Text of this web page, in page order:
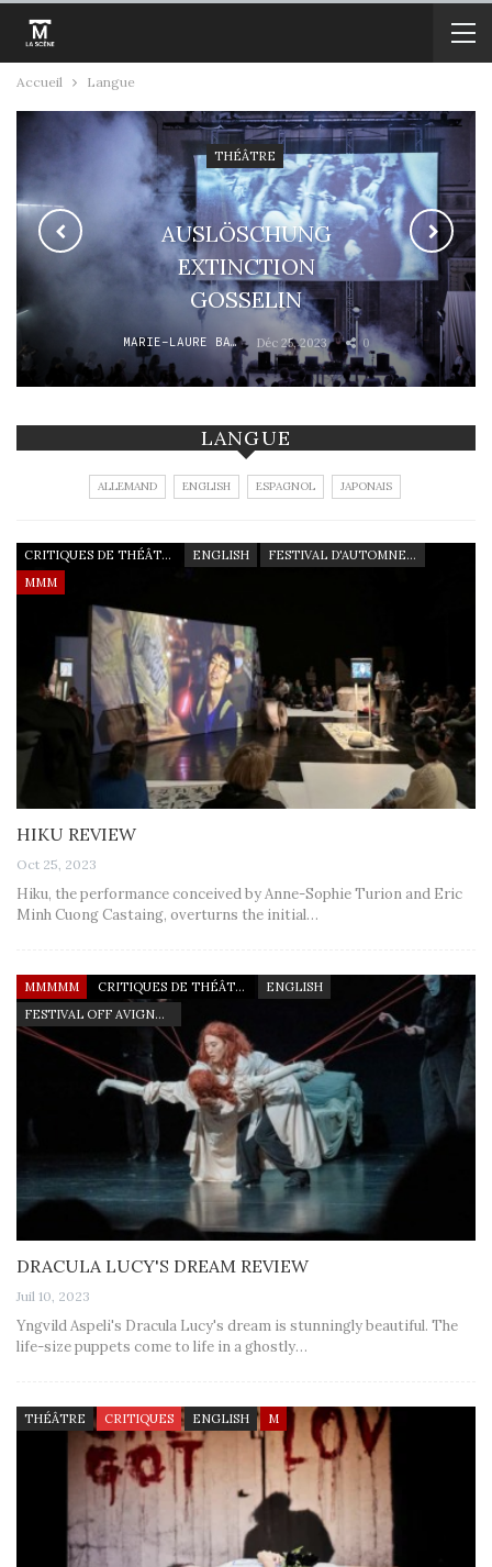
Accueil Langue
THÉÂTRE
AUSLÖSCHUNG
EXTINCTION
GOSSELIN
MARIE-LAURE BARBAUD Déc 25, 2023 0
LANGUE
ALLEMAND ENGLISH ESPAGNOL JAPONAIS
CRITIQUES DE THÉÂTRE ENGLISH
FESTIVAL D'AUTOMNE À PARIS
MMM
HIKU REVIEW
Oct 25, 2023
Hiku, the performance conceived by Anne-Sophie Turion and Eric
Minh Cuong Castaing, overturns the initial…
MMMMM CRITIQUES DE THÉÂTRE
ENGLISH
FESTIVAL OFF AVIGNON 2023
DRACULA LUCY'S DREAM REVIEW
Juil 10, 2023
Yngvild Aspeli's Dracula Lucy's dream is stunningly beautiful. The
life-size puppets come to life in a ghostly…
THÉÂTRE CRITIQUES ENGLISH M